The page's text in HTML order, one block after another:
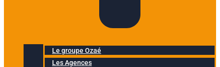
Le groupe Ozaé
Les Agences